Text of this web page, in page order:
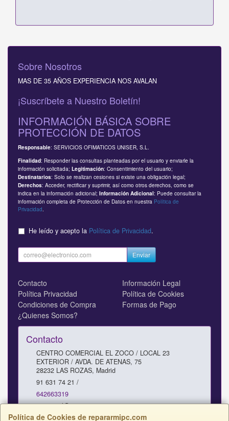
Política de Cookies de repararmipc.com
Sobre Nosotros
MAS DE 35 AÑOS EXPERIENCIA NOS AVALAN
¡Suscríbete a Nuestro Boletín!
INFORMACIÓN BÁSICA SOBRE
PROTECCIÓN DE DATOS
Responsable: SERVICIOS OFIMATICOS UNISER, S.L.
Finalidad: Responder las consultas planteadas por el usuario y enviarle la
información solicitada; Legitimación: Consentimiento del usuario;
Destinatarios: Solo se realizan cesiones si existe una obligación legal;
Derechos: Acceder, rectificar y suprimir, así como otros derechos, como se
indica en la información adicional; Información Adicional: Puede consultar la
información completa de Protección de Datos en nuestra Política de
Privacidad
He leído y acepto la Política de Privacidad.
Enviar
Contacto
Información Legal
Política Privacidad
Política de Cookies
Condiciones de Compra
Formas de Pago
¿Quienes Somos?
Contacto
CENTRO COMERCIAL EL ZOCO / LOCAL 23
EXTERIOR / AVDA. DE ATENAS, 75
28232 LAS ROZAS, Madrid
91 631 74 21 /
642663319
comercial@repararmipc.com